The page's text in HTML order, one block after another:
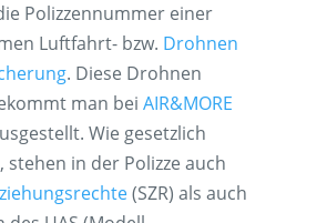
Polizzennummer einer
Luftfahrt- bzw. Drohnen
. Diese Drohnen
man beiAIR&MORE
Wie gesetzlich
in der Polizze auch
(SZR) als auch